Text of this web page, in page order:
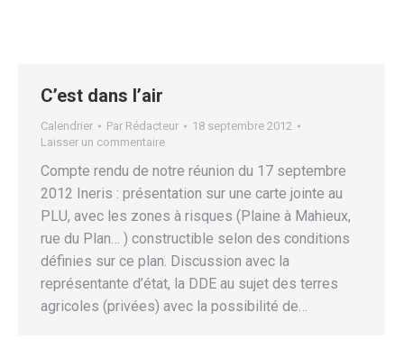
C’est dans l’air
Calendrier Par Rédacteur
18 septembre 2012
Laisser un commentaire
Compte rendu de notre réunion du 17 septembre
2012 Ineris : présentation sur une carte jointe au
PLU, avec les zones à risques (Plaine à Mahieux,
rue du Plan… ) constructible selon des conditions
définies sur ce plan. Discussion avec la
représentante d’état, la DDE au sujet des terres
agricoles (privées) avec la possibilité de…